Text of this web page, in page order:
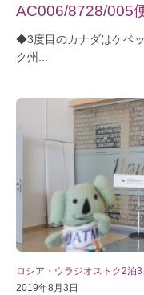
AC006/8728/005
◆3度目のカナダはケベ
ク州...
ロシア・ウラジオストク2泊3
2019年8月3日